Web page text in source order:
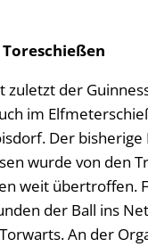
zuletzt der
im
Der bisherige
wurde von den
weit übertroffen.
der Ball ins
An der